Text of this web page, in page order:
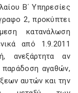
Β΄ Υπηρεσίες
2, προκύπτει
κατανάλωση
από 1.9.2011
ανεξάρτητα αν
παράδοση αγαθών,
αυτών και την